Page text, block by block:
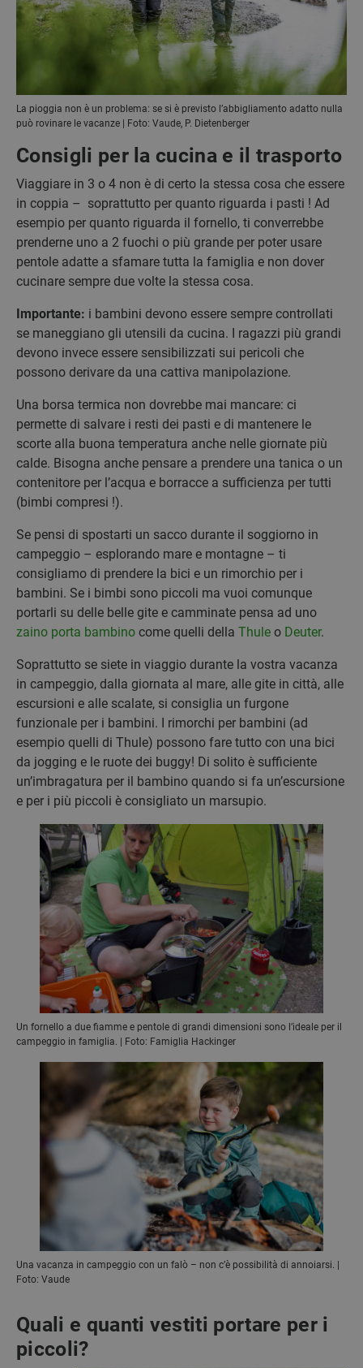
La pioggia non è un problema: se si è previsto l’abbigliamento adatto nulla
può rovinare le vacanze | Foto: Vaude, P. Dietenberger
Consigli per la cucina e il trasporto
Viaggiare in 3 o 4 non è di certo la stessa cosa che essere
in coppia – soprattutto per quanto riguarda i pasti ! Ad
esempio per quanto riguarda il fornello, ti converrebbe
prenderne uno a 2 fuochi o più grande per poter usare
pentole adatte a sfamare tutta la famiglia e non dover
cucinare sempre due volte la stessa cosa.
Importante: i bambini devono essere sempre controllati
se maneggiano gli utensili da cucina. I ragazzi più grandi
devono invece essere sensibilizzati sui pericoli che
possono derivare da una cattiva manipolazione.
Una borsa termica non dovrebbe mai mancare: ci
permette di salvare i resti dei pasti e di mantenere le
scorte alla buona temperatura anche nelle giornate più
calde. Bisogna anche pensare a prendere una tanica o un
contenitore per l’acqua e borracce a sufficienza per tutti
(bimbi compresi !).
Se pensi di spostarti un sacco durante il soggiorno in
campeggio – esplorando mare e montagne – ti
consigliamo di prendere la bici e un rimorchio per i
bambini. Se i bimbi sono piccoli ma vuoi comunque
portarli su delle belle gite e camminate pensa ad uno
zaino porta bambino come quelli della Thule o Deuter.
Soprattutto se siete in viaggio durante la vostra vacanza
in campeggio, dalla giornata al mare, alle gite in città, alle
escursioni e alle scalate, si consiglia un furgone
funzionale per i bambini. I rimorchi per bambini (ad
esempio quelli di Thule) possono fare tutto con una bici
da jogging e le ruote dei buggy! Di solito è sufficiente
un’imbragatura per il bambino quando si fa un’escursione
e per i più piccoli è consigliato un marsupio.
Un fornello a due fiamme e pentole di grandi dimensioni sono l’ideale per il
campeggio in famiglia. | Foto: Famiglia Hackinger
Una vacanza in campeggio con un falò – non c’è possibilità di annoiarsi. |
Foto: Vaude
Quali e quanti vestiti portare per i
piccoli?